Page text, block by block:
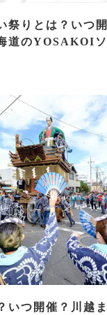
祭りとは？いつ
道のYOSAKOI
いつ開催？川越